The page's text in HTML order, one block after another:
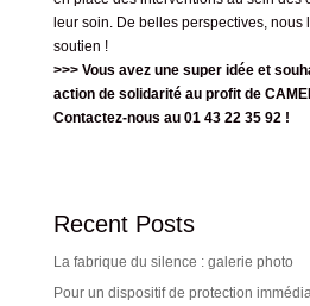
leur soin. De belles perspectives, nous
soutien !
>>> Vous avez une super idée et
action de solidarité au profit de
Contactez-nous au 01 43 22 35 92 !
Recent Posts
La fabrique du silence : galerie photo
Pour un dispositif de protection